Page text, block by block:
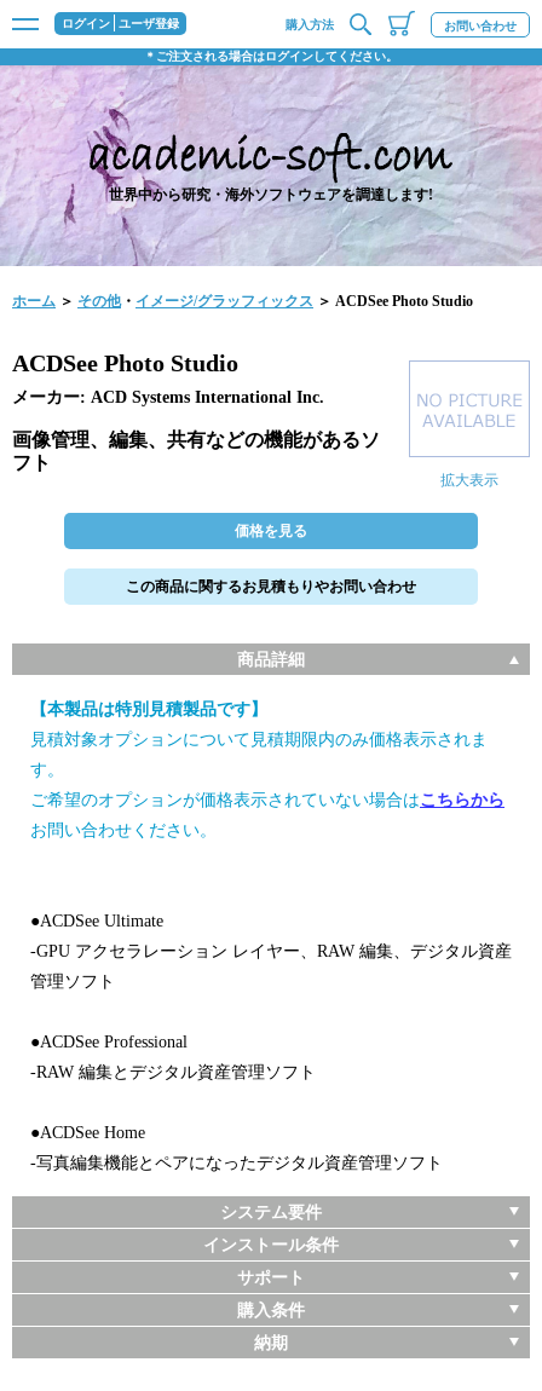
ログイン ユーザ登録
＊ご注文される場合はログインしてください。
購入方法 お問い合わせ
世界中から研究・海外ソフトウェアを調達します!
ホーム ＞ その他・ イメージ/グラッフィックス ＞ ACDSee Photo Studio
拡大表示
ACDSee Photo Studio
メーカー: ACD Systems International Inc.
画像管理、編集、共有などの機能があるソ
フト
価格を見る
この商品に関するお見積もりやお問い合わせ
商品詳細
【本製品は特別見積製品です】
見積対象オプションについて見積期限内のみ価格表示されま
す。
ご希望のオプションが価格表示されていない場合はこちらから
お問い合わせください。
●ACDSee Ultimate
-GPU アクセラレーション レイヤー、RAW 編集、デジタル資産
管理ソフト
●ACDSee Professional
-RAW 編集とデジタル資産管理ソフト
●ACDSee Home
-写真編集機能とペアになったデジタル資産管理ソフト
システム要件
インストール条件
サポート
購入条件
納期